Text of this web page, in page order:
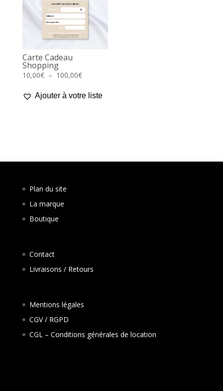
Carte Cadeau
Shopping
10,00€ – 100,00€Plage
prix :
Ajouter à votre liste
Plan du site
La marque
Boutique
Contact
Livraisons / Retours
Mentions légales
CGV / RGPD
CGL – Conditions générales de location